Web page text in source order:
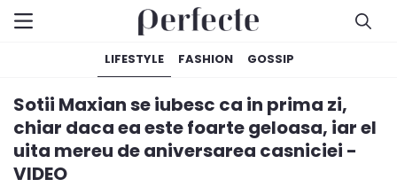
LIFESTYLE FASHION GOSSIP
Sotii Maxian se iubesc ca in prima zi,
chiar daca ea este foarte geloasa, iar el
uita mereu de aniversarea casniciei -
VIDEO